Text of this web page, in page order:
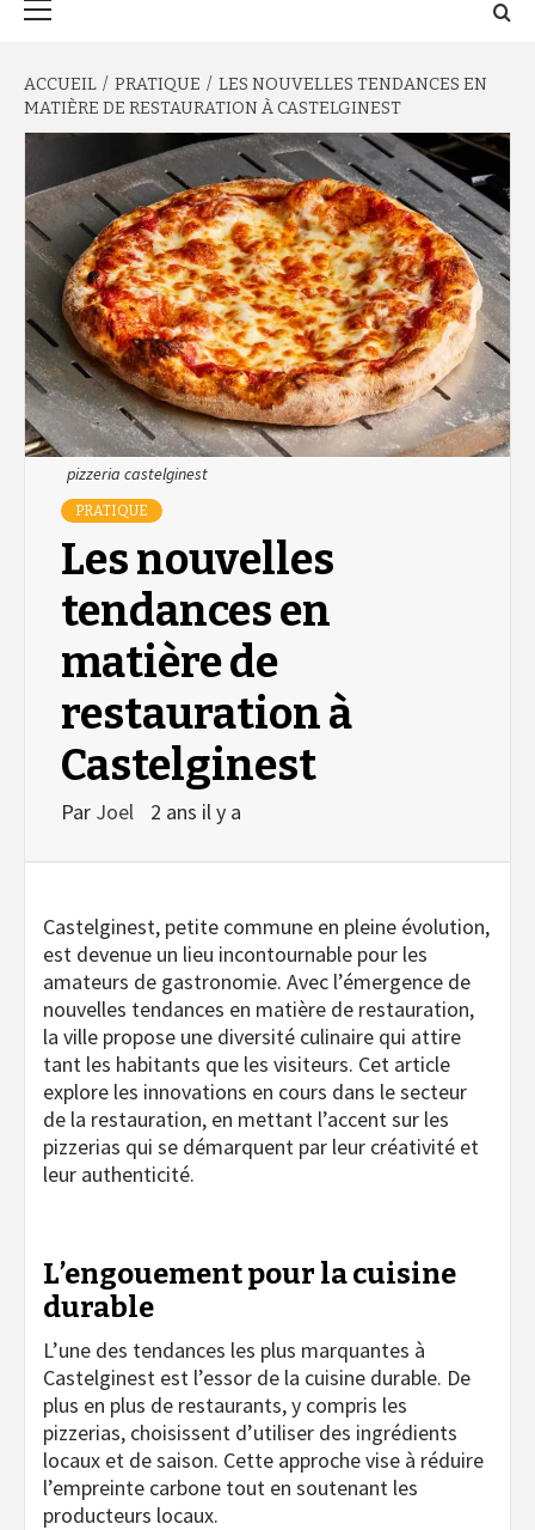
ACCUEIL PRATIQUE
LES NOUVELLES TENDANCES EN
MATIÈRE DE RESTAURATION À CASTELGINEST
pizzeria castelginest
PRATIQUE
Les nouvelles
tendances en
matière de
restauration à
Castelginest
Par Joel 2 ans il y a
Castelginest, petite commune en pleine évolution,
est devenue un lieu incontournable pour les
amateurs de gastronomie. Avec l’émergence de
nouvelles tendances en matière de restauration,
la ville propose une diversité culinaire qui attire
tant les habitants que les visiteurs. Cet article
explore les innovations en cours dans le secteur
de la restauration, en mettant l’accent sur les
pizzerias qui se démarquent par leur créativité et
leur authenticité.
L’engouement pour la cuisine
durable
L’une des tendances les plus marquantes à
Castelginest est l’essor de la cuisine durable. De
plus en plus de restaurants, y compris les
pizzerias, choisissent d’utiliser des ingrédients
locaux et de saison. Cette approche vise à réduire
l’empreinte carbone tout en soutenant les
producteurs locaux.